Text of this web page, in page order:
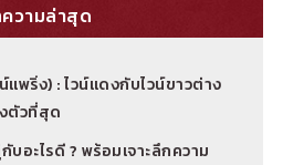
วามล่าสุด
แพริ่ง) : ไวน์แดงกับไวน์ขาวต่าง
ตัวที่สุด
อะไรดี ? พร้อมเจาะลึกความ